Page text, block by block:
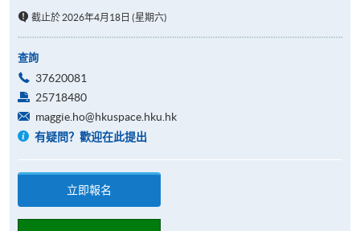
截止於 2026年4月18日 (星期六)
查詢
37620081
25718480
maggie.ho@hkuspace.hku.hk
有疑問？歡迎在此提出
立即報名